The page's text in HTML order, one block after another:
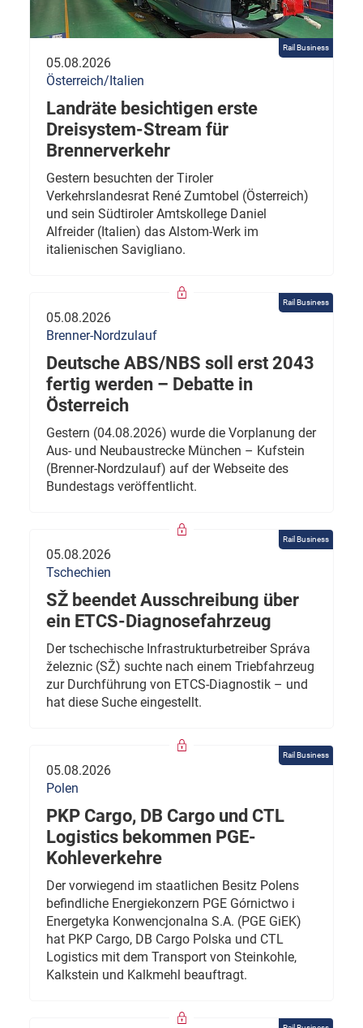
Rail Business
05.08.2026
Österreich/Italien
Landräte besichtigen erste
Dreisystem-Stream für
Brennerverkehr
Gestern besuchten der Tiroler
Verkehrslandesrat René Zumtobel (Österreich)
und sein Südtiroler Amtskollege Daniel
Alfreider (Italien) das Alstom-Werk im
italienischen Savigliano.
Rail Business
05.08.2026
Brenner-Nordzulauf
Deutsche ABS/NBS soll erst 2043
fertig werden – Debatte in
Österreich
Gestern (04.08.2026) wurde die Vorplanung der
Aus- und Neubaustrecke München – Kufstein
(Brenner-Nordzulauf) auf der Webseite des
Bundestags veröffentlicht.
Rail Business
05.08.2026
Tschechien
SŽ beendet Ausschreibung über
ein ETCS-Diagnosefahrzeug
Der tschechische Infrastrukturbetreiber Správa
železnic (SŽ) suchte nach einem Triebfahrzeug
zur Durchführung von ETCS-Diagnostik – und
hat diese Suche eingestellt.
Rail Business
05.08.2026
Polen
PKP Cargo, DB Cargo und CTL
Logistics bekommen PGE-
Kohleverkehre
Der vorwiegend im staatlichen Besitz Polens
befindliche Energiekonzern PGE Górnictwo i
Energetyka Konwencjonalna S.A. (PGE GiEK)
hat PKP Cargo, DB Cargo Polska und CTL
Logistics mit dem Transport von Steinkohle,
Kalkstein und Kalkmehl beauftragt.